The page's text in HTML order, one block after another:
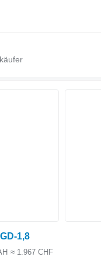
1,8
≈ 1.967 CHF